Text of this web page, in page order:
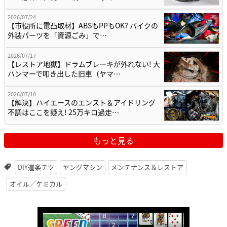
2026/07/24
【市役所に電凸取材】ABSもPPもOK? バイクの
外装パーツを「資源ごみ」で…
2026/07/17
【レストア地獄】ドラムブレーキが外れない! 大
ハンマーで叩き出した旧車（ヤマ…
2026/07/10
【解決】ハイエースのエンスト＆アイドリング
不調はここを疑え! 25万キロ過走…
もっと見る
DIY道楽テツ ヤングマシン
メンテナンス＆レストア
オイル／ケミカル